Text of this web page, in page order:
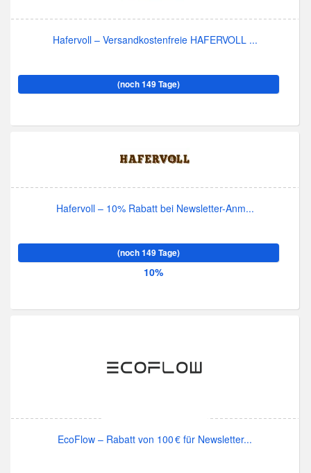
Hafervoll – Versandkostenfreie HAFERVOLL ...
(noch 149 Tage)
Hafervoll – 10% Rabatt bei Newsletter-Anm...
(noch 149 Tage)
10%
EcoFlow – Rabatt von 100 € für Newsletter...